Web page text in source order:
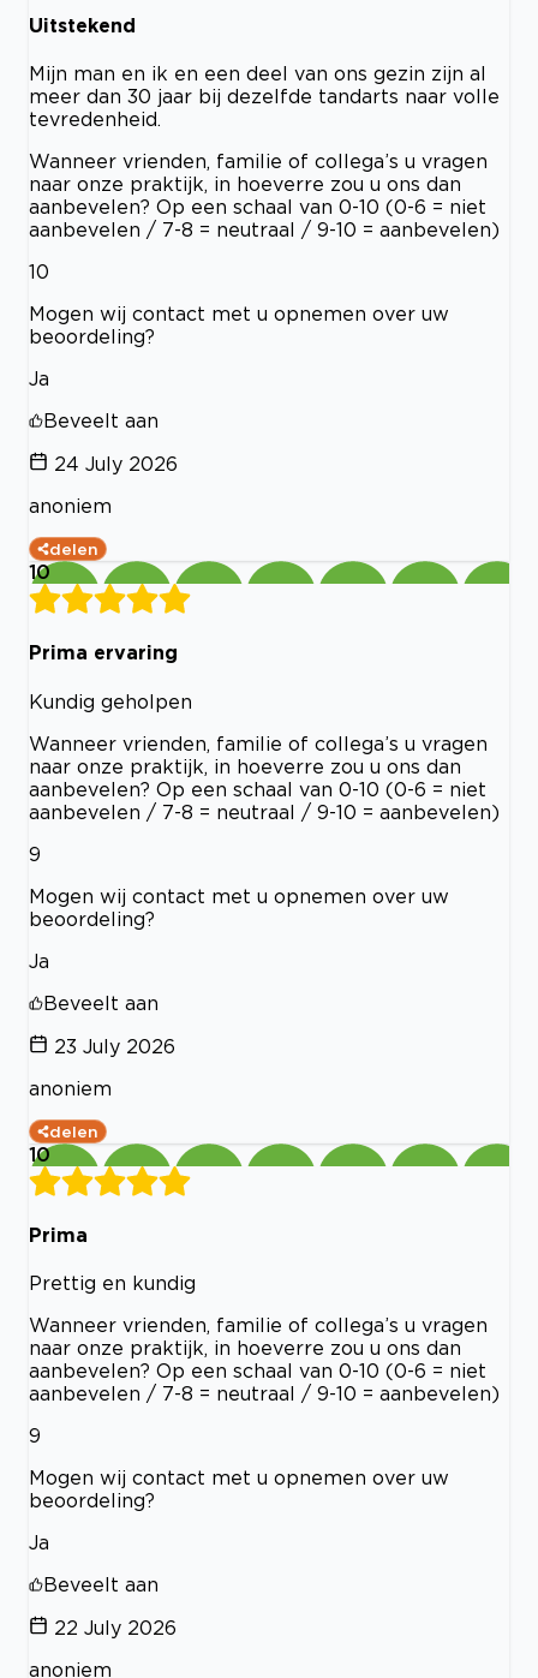
Uitstekend
Mijn man en ik en een deel van ons gezin zijn al
meer dan 30 jaar bij dezelfde tandarts naar volle
tevredenheid.
Wanneer vrienden, familie of collega’s u vragen
naar onze praktijk, in hoeverre zou u ons dan
aanbevelen? Op een schaal van 0-10 (0-6 = niet
aanbevelen / 7-8 = neutraal / 9-10 = aanbevelen)
10
Mogen wij contact met u opnemen over uw
beoordeling?
Ja
Beveelt aan
24 July 2026
anoniem
delen
10
Prima ervaring
Kundig geholpen
Wanneer vrienden, familie of collega’s u vragen
naar onze praktijk, in hoeverre zou u ons dan
aanbevelen? Op een schaal van 0-10 (0-6 = niet
aanbevelen / 7-8 = neutraal / 9-10 = aanbevelen)
9
Mogen wij contact met u opnemen over uw
beoordeling?
Ja
Beveelt aan
23 July 2026
anoniem
delen
10
Prima
Prettig en kundig
Wanneer vrienden, familie of collega’s u vragen
naar onze praktijk, in hoeverre zou u ons dan
aanbevelen? Op een schaal van 0-10 (0-6 = niet
aanbevelen / 7-8 = neutraal / 9-10 = aanbevelen)
9
Mogen wij contact met u opnemen over uw
beoordeling?
Ja
Beveelt aan
22 July 2026
anoniem